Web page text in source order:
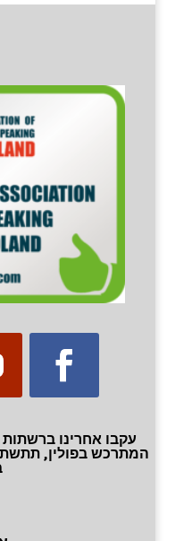
עקבו אחרינו
המתרכש בפולין,